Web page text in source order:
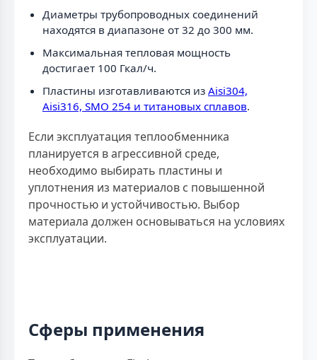
Диаметры трубопроводных соединений
находятся в диапазоне от 32 до 300 мм.
Максимальная тепловая мощность
достигает 100 Гкал/ч.
Пластины изготавливаются из Aisi304,
Aisi316, SMO 254 и титановых сплавов.
Если эксплуатация теплообменника
планируется в агрессивной среде,
необходимо выбирать пластины и
уплотнения из материалов с повышенной
прочностью и устойчивостью. Выбор
материала должен основываться на условиях
эксплуатации.
Сферы применения